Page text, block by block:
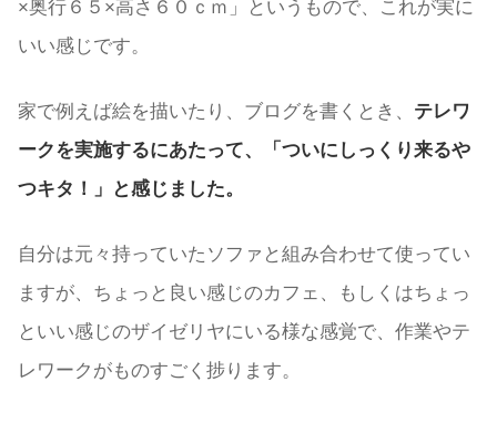
×奥行６５×高さ６０ｃｍ」というもので、これが実に
いい感じです。
家で例えば絵を描いたり、ブログを書くとき、 テレワ
ークを実施するにあたって、「ついにしっくり来るや
つキタ！」と感じました。
自分は元々持っていたソファと組み合わせて使ってい
ますが、ちょっと良い感じのカフェ、もしくはちょっ
といい感じのザイゼリヤにいる様な感覚で、作業やテ
レワークがものすごく捗ります。